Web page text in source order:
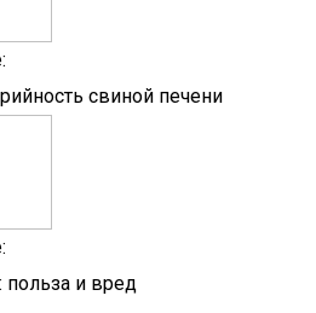
свиной печени
польза и вред